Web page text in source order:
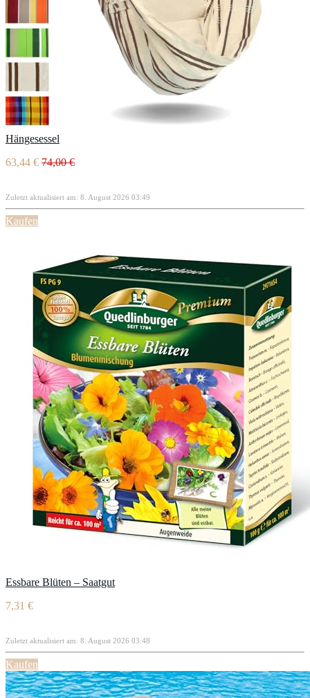
Hängesessel
63,44 € 74,00 €
Zuletzt aktualisiert am: 8. August 2026 03:49
Kaufen
Essbare Blüten – Saatgut
7,31 €
Zuletzt aktualisiert am: 8. August 2026 03:48
Kaufen